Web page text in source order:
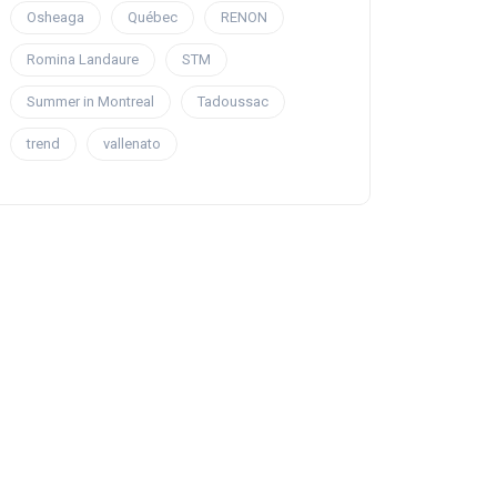
Osheaga Québec RENON
Romina Landaure STM
Summer in Montreal Tadoussac
trend vallenato